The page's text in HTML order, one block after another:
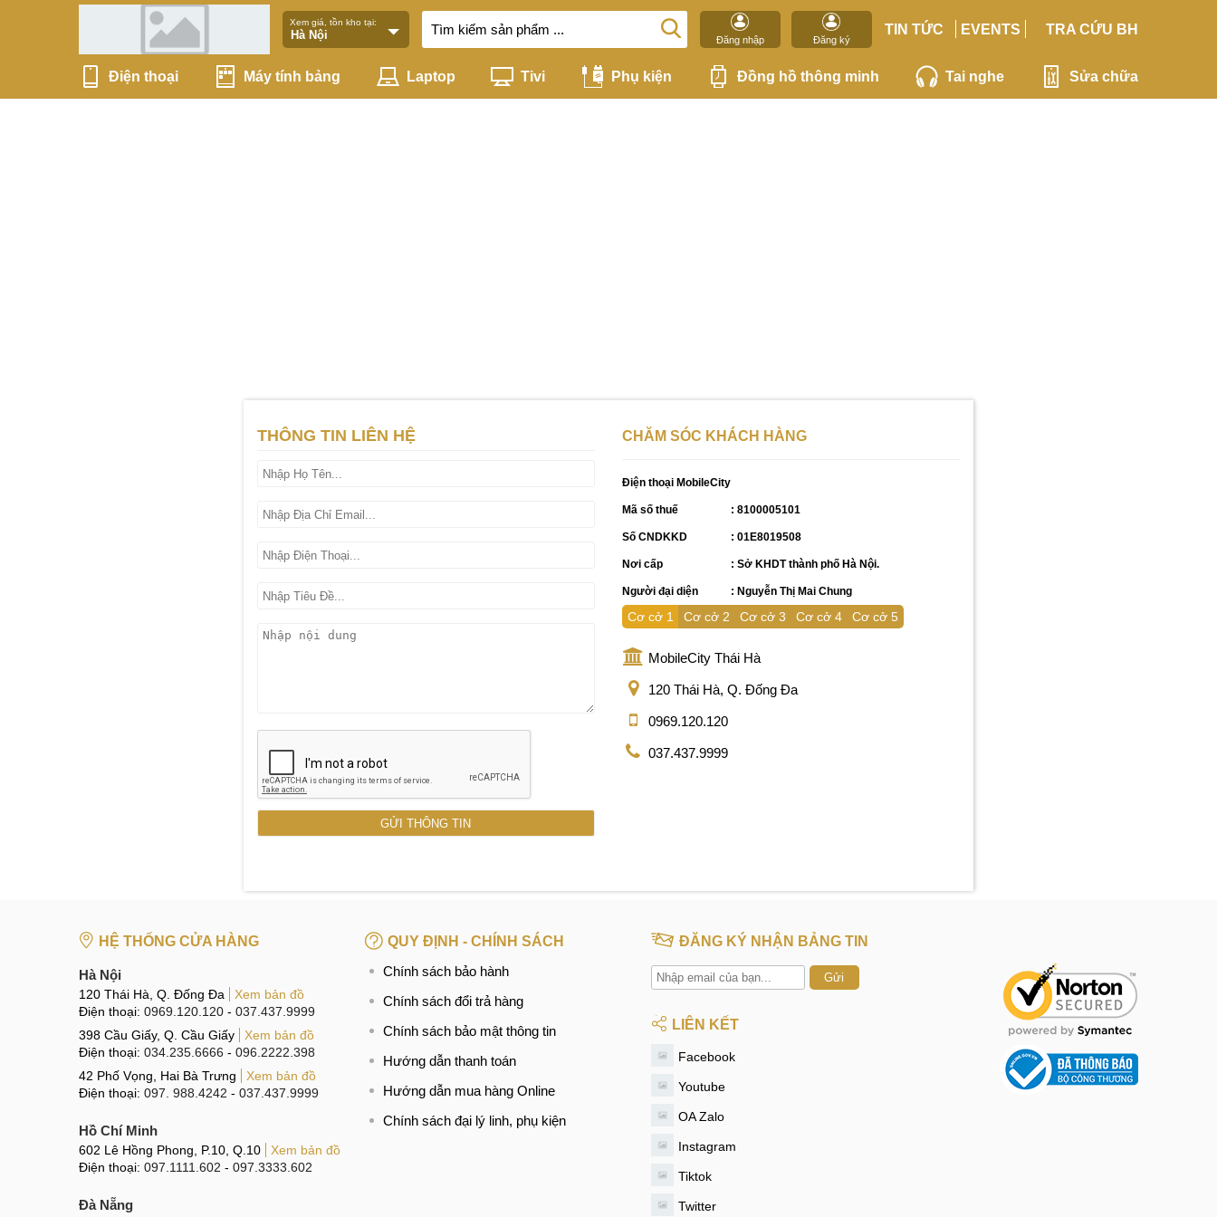
Xem giá, tồn kho tại:
Đăng nhập Đăng ký
TIN TỨC EVENTS TRA CỨU BH
Điện thoại Máy tính bảng Laptop Tivi Phụ kiện Đồng hồ thông minh Tai nghe Sửa chữa
THÔNG TIN LIÊN HỆ CHĂM SÓC KHÁCH HÀNG
Điện thoại MobileCity
Mã số thuế : 8100005101
Số CNDKKD : 01E8019508
Nơi cấp : Sở KHDT thành phố Hà Nội.
Người đại diện : Nguyễn Thị Mai Chung
Cơ cở 1 Cơ cở 2 Cơ cở 3 Cơ cở 4 Cơ cở 5
MobileCity Thái Hà
120 Thái Hà, Q. Đống Đa
0969.120.120
037.437.9999
HỆ THỐNG CỬA HÀNG
Hà Nội
120 Thái Hà, Q. Đống Đa
Xem bản đồ
Điện thoại: 0969.120.120 - 037.437.9999
398 Cầu Giấy, Q. Cầu Giấy
Xem bản đồ
Điện thoại: 034.235.6666 - 096.2222.398
42 Phố Vọng, Hai Bà Trưng
Xem bản đồ
Điện thoại: 097. 988.4242 - 037.437.9999
Hồ Chí Minh
602 Lê Hồng Phong, P.10, Q.10
Xem bản đồ
Điện thoại: 097.1111.602 - 097.3333.602
Đà Nẵng
QUY ĐỊNH - CHÍNH SÁCH
Chính sách bảo hành
Chính sách đổi trả hàng
Chính sách bảo mật thông tin
Hướng dẫn thanh toán
Hướng dẫn mua hàng Online
Chính sách đại lý linh, phụ kiện
ĐĂNG KÝ NHẬN BẢNG TIN
Gửi
LIÊN KẾT
Facebook
Youtube
OA Zalo
Instagram
Tiktok
Twitter